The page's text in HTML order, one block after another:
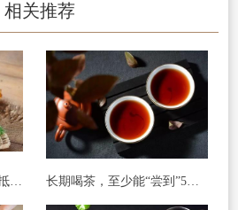
相关推荐
茶水加蜂蜜一起喝能提高抵抗力 长期喝茶，至少能“尝到”5个好处